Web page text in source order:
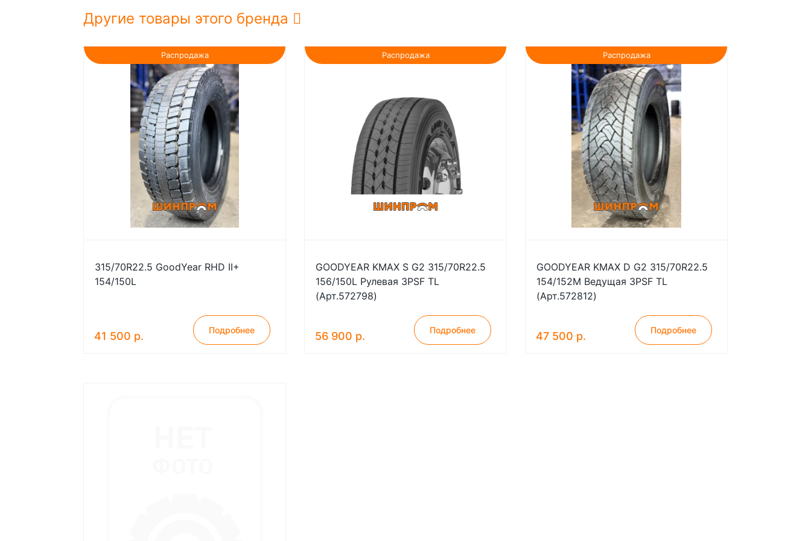
Другие товары этого бренда
Распродажа
315/70R22.5 GoodYear RHD II+
154/150L
41 500 р. Подробнее
Распродажа
GOODYEAR KMAX S G2 315/70R22.5
156/150L Рулевая 3PSF TL
(Арт.572798)
56 900 р. Подробнее
Распродажа
GOODYEAR KMAX D G2 315/70R22.5
154/152M Ведущая 3PSF TL
(Арт.572812)
47 500 р. Подробнее